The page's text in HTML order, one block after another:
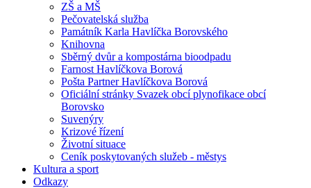
ZŠ a MŠ
Pečovatelská služba
Památník Karla Havlíčka Borovského
Knihovna
Sběrný dvůr a kompostárna bioodpadu
Farnost Havlíčkova Borová
Pošta Partner Havlíčkova Borová
Oficiální stránky Svazek obcí plynofikace obcí
Borovsko
Suvenýry
Krizové řízení
Životní situace
Ceník poskytovaných služeb - městys
Kultura a sport
Odkazy